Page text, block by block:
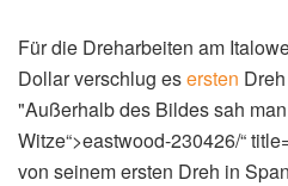
Für die Dreharbeiten am
Dollar verschlug esersten
"Außerhalb des Bildes sah
Witze“>eastwood-230426/“
von seinem ersten Dreh in